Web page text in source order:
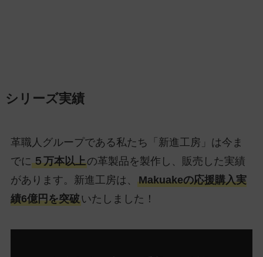
シリーズ実績
革職人グループである私たち「新進工房」は今ま
でに ５万本以上の革製品を製作し、販売した実績
があります。新進工房は、 Makuakeの応援購入実
績6億円を突破いたしました！